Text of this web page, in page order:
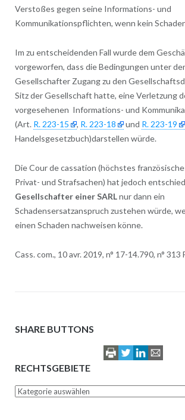
Verstoßes gegen seine Informations- und
Kommunikationspflichten, wenn kein
Im zu entscheidenden Fall wurde dem
vorgeworfen, dass die Bedingungen unter
Gesellschafter Zugang zu den
Sitz der Gesellschaft hatte, eine Verletzung
vorgesehenen Informations- und
(Art. R. 223-15 , R. 223-18 und R. 223-19
Handelsgesetzbuch)darstellen würde.
Die Cour de cassation (höchstes
Privat- und Strafsachen) hat jedoch
Gesellschafter einer SARLnur dann ein
Schadensersatzanspruch zustehen würde,
einen Schaden nachweisen könne.
Cass. com., 10 avr. 2019, n° 17-14.790, n° 313
SHARE BUTTONS
RECHTSGEBIETE
Rechtsgebiete